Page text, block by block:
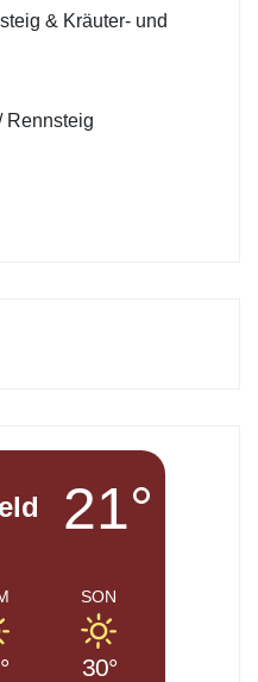
& Kräuter- und
Rennsteig
21°
SON
30°